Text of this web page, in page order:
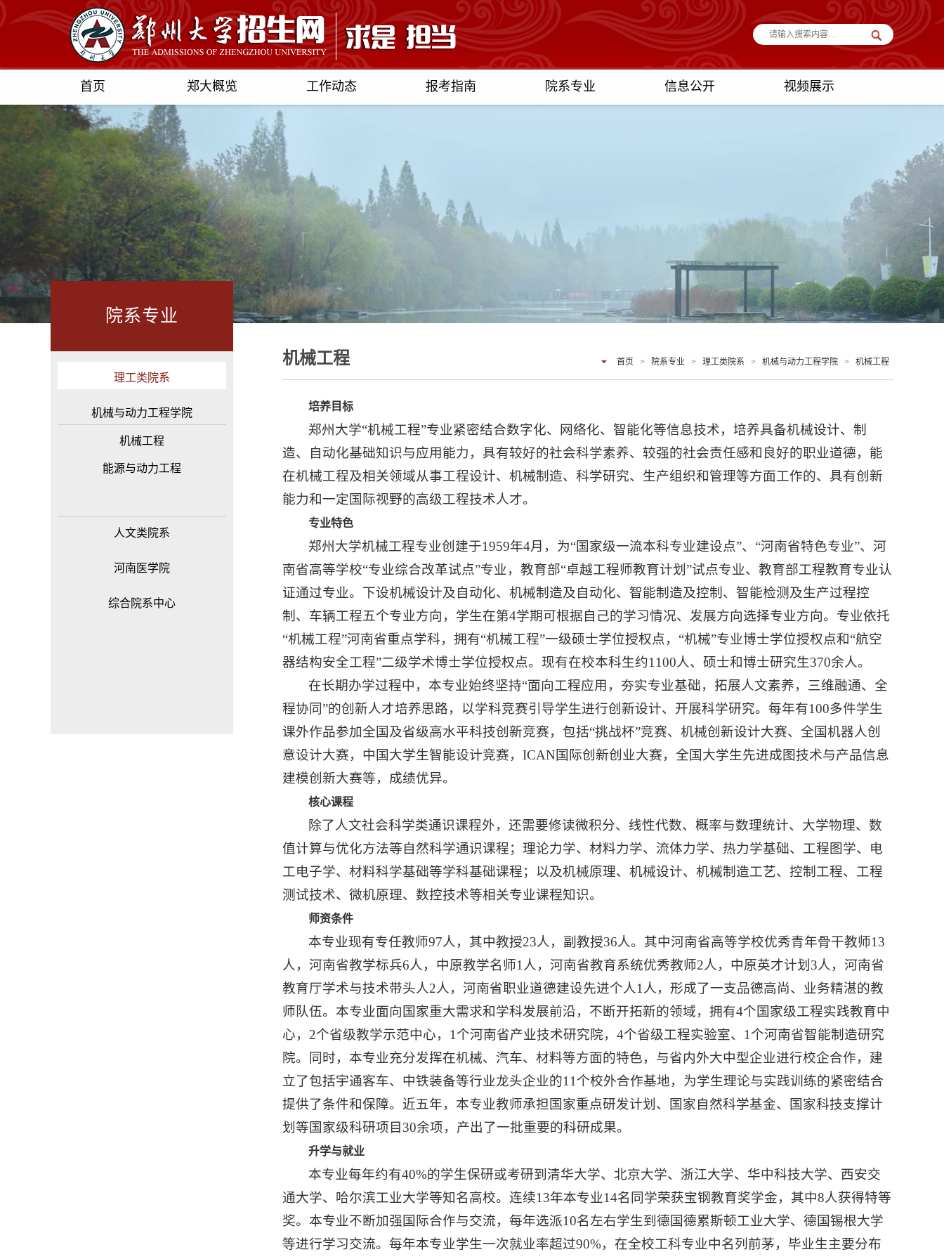
首页 郑大概览 工作动态 报考指南 院系专业 信息公开 视频展示
院系专业
理工类院系
机械与动力工程学院
机械工程
能源与动力工程
人文类院系
河南医学院
综合院系中心
机械工程 首页 > 院系专业 > 理工类院系 > 机械与动力工程学院 > 机械工程
培养目标
郑州大学“机械工程”专业紧密结合数字化、网络化、智能化等信息技术，培养具备机械设计、制
造、自动化基础知识与应用能力，具有较好的社会科学素养、较强的社会责任感和良好的职业道德，能
在机械工程及相关领域从事工程设计、机械制造、科学研究、生产组织和管理等方面工作的、具有创新
能力和一定国际视野的高级工程技术人才。
专业特色
郑州大学机械工程专业创建于1959年4月，为“国家级一流本科专业建设点”、“河南省特色专业”、河
南省高等学校“专业综合改革试点”专业，教育部“卓越工程师教育计划”试点专业、教育部工程教育专业认
证通过专业。下设机械设计及自动化、机械制造及自动化、智能制造及控制、智能检测及生产过程控
制、车辆工程五个专业方向，学生在第4学期可根据自己的学习情况、发展方向选择专业方向。专业依托
“机械工程”河南省重点学科，拥有“机械工程”一级硕士学位授权点，“机械”专业博士学位授权点和“航空
器结构安全工程”二级学术博士学位授权点。现有在校本科生约1100人、硕士和博士研究生370余人。
在长期办学过程中，本专业始终坚持“面向工程应用，夯实专业基础，拓展人文素养，三维融通、全
程协同”的创新人才培养思路，以学科竞赛引导学生进行创新设计、开展科学研究。每年有100多件学生
课外作品参加全国及省级高水平科技创新竞赛，包括“挑战杯”竞赛、机械创新设计大赛、全国机器人创
意设计大赛，中国大学生智能设计竞赛，ICAN国际创新创业大赛，全国大学生先进成图技术与产品信息
建模创新大赛等，成绩优异。
核心课程
除了人文社会科学类通识课程外，还需要修读微积分、线性代数、概率与数理统计、大学物理、数
值计算与优化方法等自然科学通识课程；理论力学、材料力学、流体力学、热力学基础、工程图学、电
工电子学、材料科学基础等学科基础课程；以及机械原理、机械设计、机械制造工艺、控制工程、工程
测试技术、微机原理、数控技术等相关专业课程知识。
师资条件
本专业现有专任教师97人，其中教授23人，副教授36人。其中河南省高等学校优秀青年骨干教师13
人，河南省教学标兵6人，中原教学名师1人，河南省教育系统优秀教师2人，中原英才计划3人，河南省
教育厅学术与技术带头人2人，河南省职业道德建设先进个人1人，形成了一支品德高尚、业务精湛的教
师队伍。本专业面向国家重大需求和学科发展前沿，不断开拓新的领域，拥有4个国家级工程实践教育中
心，2个省级教学示范中心，1个河南省产业技术研究院，4个省级工程实验室、1个河南省智能制造研究
院。同时，本专业充分发挥在机械、汽车、材料等方面的特色，与省内外大中型企业进行校企合作，建
立了包括宇通客车、中铁装备等行业龙头企业的11个校外合作基地，为学生理论与实践训练的紧密结合
提供了条件和保障。近五年，本专业教师承担国家重点研发计划、国家自然科学基金、国家科技支撑计
划等国家级科研项目30余项，产出了一批重要的科研成果。
升学与就业
本专业每年约有40%的学生保研或考研到清华大学、北京大学、浙江大学、华中科技大学、西安交
通大学、哈尔滨工业大学等知名高校。连续13年本专业14名同学荣获宝钢教育奖学金，其中8人获得特等
奖。本专业不断加强国际合作与交流，每年选派10名左右学生到德国德累斯顿工业大学、德国锡根大学
等进行学习交流。每年本专业学生一次就业率超过90%，在全校工科专业中名列前茅，毕业生主要分布